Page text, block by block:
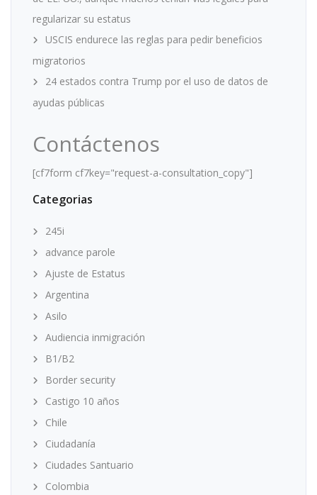
regularizar su estatus
USCIS endurece las reglas para pedir beneficios
migratorios
24 estados contra Trump por el uso de datos de
ayudas públicas
Contáctenos
[cf7form cf7key="request-a-consultation_copy"]
Categorias
245i
advance parole
Ajuste de Estatus
Argentina
Asilo
Audiencia inmigración
B1/B2
Border security
Castigo 10 años
Chile
Ciudadanía
Ciudades Santuario
Colombia